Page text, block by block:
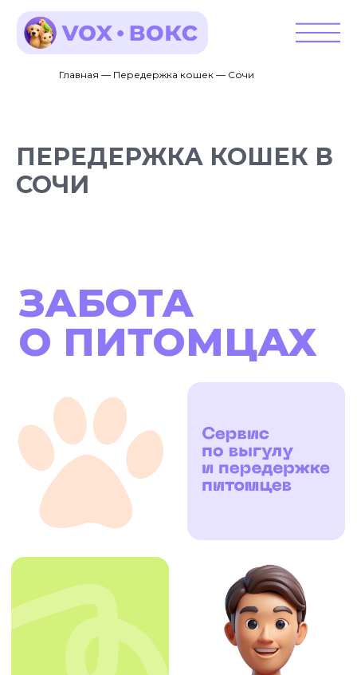
Главная — Передержка кошек — Сочи
ПЕРЕДЕРЖКА КОШЕК В
СОЧИ